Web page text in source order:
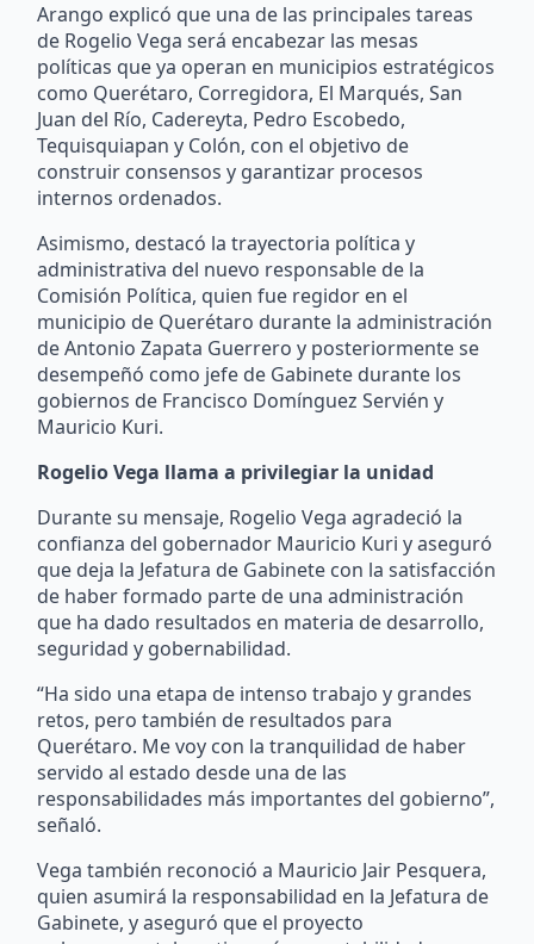
Arango explicó que una de las principales tareas
de Rogelio Vega será encabezar las mesas
políticas que ya operan en municipios estratégicos
como Querétaro, Corregidora, El Marqués, San
Juan del Río, Cadereyta, Pedro Escobedo,
Tequisquiapan y Colón, con el objetivo de
construir consensos y garantizar procesos
internos ordenados.
Asimismo, destacó la trayectoria política y
administrativa del nuevo responsable de la
Comisión Política, quien fue regidor en el
municipio de Querétaro durante la administración
de Antonio Zapata Guerrero y posteriormente se
desempeñó como jefe de Gabinete durante los
gobiernos de Francisco Domínguez Servién y
Mauricio Kuri.
Rogelio Vega llama a privilegiar la unidad
Durante su mensaje, Rogelio Vega agradeció la
confianza del gobernador Mauricio Kuri y aseguró
que deja la Jefatura de Gabinete con la satisfacción
de haber formado parte de una administración
que ha dado resultados en materia de desarrollo,
seguridad y gobernabilidad.
“Ha sido una etapa de intenso trabajo y grandes
retos, pero también de resultados para
Querétaro. Me voy con la tranquilidad de haber
servido al estado desde una de las
responsabilidades más importantes del gobierno”,
señaló.
Vega también reconoció a Mauricio Jair Pesquera,
quien asumirá la responsabilidad en la Jefatura de
Gabinete, y aseguró que el proyecto